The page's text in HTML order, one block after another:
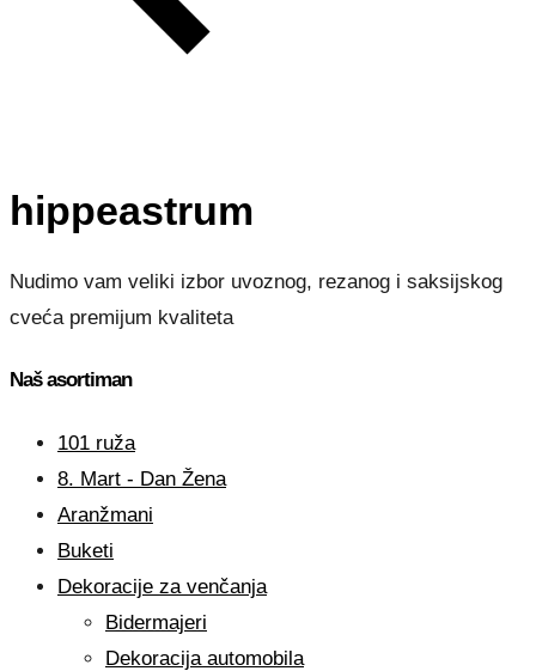
hippeastrum
Nudimo vam veliki izbor uvoznog, rezanog i saksijskog
cveća premijum kvaliteta
Naš asortiman
101 ruža
8. Mart - Dan Žena
Aranžmani
Buketi
Dekoracije za venčanja
Bidermajeri
Dekoracija automobila